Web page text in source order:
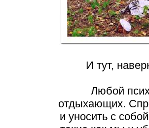
И тут,
Любой
отдыхающих.
и уносить с